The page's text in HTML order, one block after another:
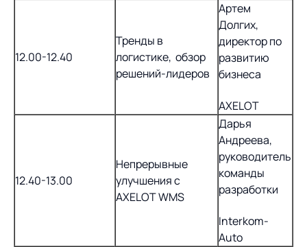
12.00-12.40
Тренды в
логистике, обзор
решений-лидеров
Артем
Долгих,
директор по
развитию
бизнеса
AXELOT
12.40-13.00
Непрерывные
улучшения с
AXELOT WMS
Дарья
Андреева,
руководитель
команды
разработки
Interkom-
Auto